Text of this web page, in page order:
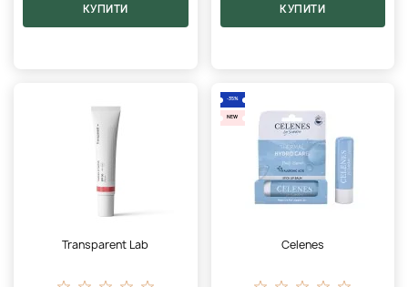
КУПИТИ КУПИТИ
Transparent Lab
-35%
NEW
Celenes